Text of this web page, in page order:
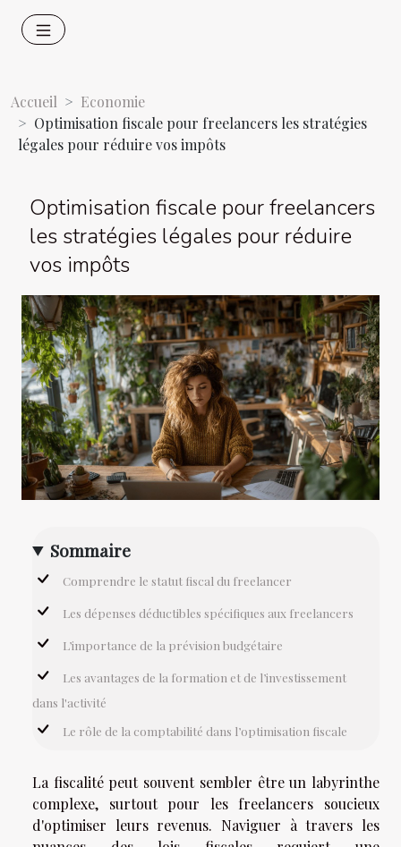
Accueil
Economie
Optimisation fiscale pour freelancers les stratégies
légales pour réduire vos impôts
Optimisation fiscale pour freelancers
les stratégies légales pour réduire
vos impôts
Sommaire
Comprendre le statut fiscal du freelancer
Les dépenses déductibles spécifiques aux freelancers
L’importance de la prévision budgétaire
Les avantages de la formation et de l’investissement
dans l'activité
Le rôle de la comptabilité dans l’optimisation fiscale
La fiscalité peut souvent sembler être un labyrinthe
complexe, surtout pour les freelancers soucieux
d'optimiser leurs revenus. Naviguer à travers les